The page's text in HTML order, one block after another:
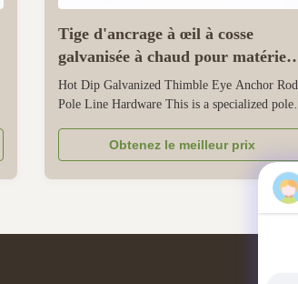
Tige d'ancrage à œil à cosse
galvanisée à chaud pour matériel
de poteau
Hot Dip Galvanized Thimble Eye Anchor Rod
Pole Line Hardware This is a specialized pole
overhead power and communication lines onto
power poles. Its hot-dip galvanized surface
forms a thick and seamless protective layer,
Obtenez le meilleur prix